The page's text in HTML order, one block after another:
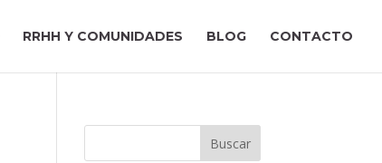
RRHH Y COMUNIDADES BLOG CONTACTO
Buscar